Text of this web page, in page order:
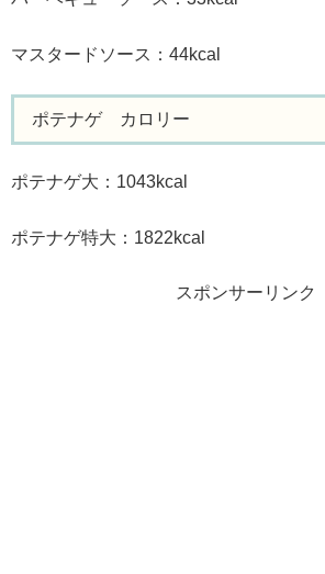
マスタードソース：44kcal
ポテナゲ カロリー
ポテナゲ大：1043kcal
ポテナゲ特大：1822kcal
スポンサーリンク